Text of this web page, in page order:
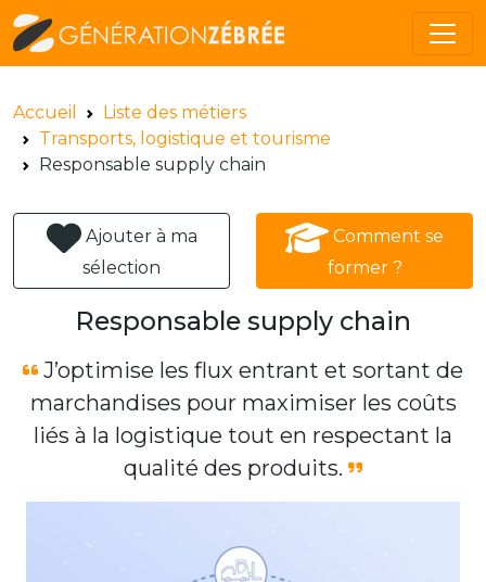
Accueil
Liste des métiers
Transports, logistique et tourisme
Responsable supply chain
Ajouter à ma
sélection
Comment se
former ?
Responsable supply chain
J’optimise les flux entrant et sortant de
marchandises pour maximiser les coûts
liés à la logistique tout en respectant la
qualité des produits.